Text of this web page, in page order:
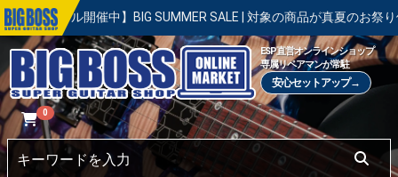
開催中】BIG SUMMER SALE | 対象の商品が真夏のお祭り価格！8月31
ESP直営オンラインショップ
専属リペアマンが常駐
安心セットアップ→
0